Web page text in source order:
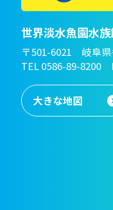
世界淡水魚園水
〒501-6021 岐阜
TEL 0586-89-8200
大きな地図